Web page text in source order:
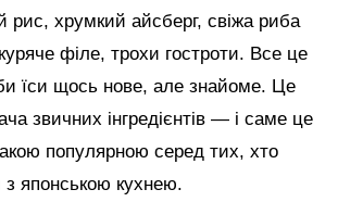
рис, хрумкий айсберг, свіжа риба
філе, трохи гостроти. Все це
їси щось нове, але знайоме. Це
звичних інгредієнтів — і саме це
популярною серед тих, хто
японською кухнею.